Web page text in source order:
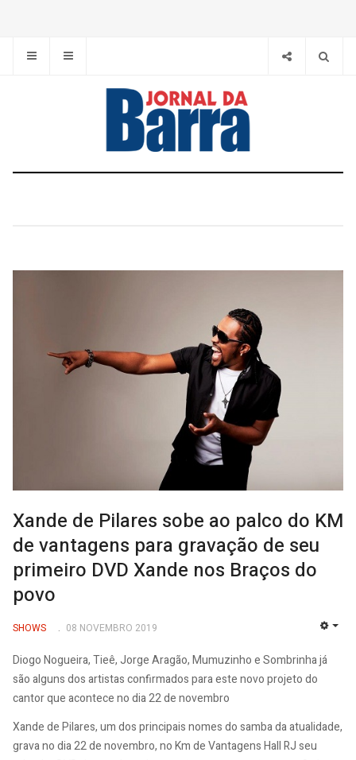
Xande de Pilares sobe ao palco do KM
de vantagens para gravação de seu
primeiro DVD Xande nos Braços do
povo
SHOWS 08 NOVEMBRO 2019
Diogo Nogueira, Tieê, Jorge Aragão, Mumuzinho e Sombrinha já
são alguns dos artistas confirmados para este novo projeto do
cantor que acontece no dia 22 de novembro
Xande de Pilares, um dos principais nomes do samba da atualidade,
grava no dia 22 de novembro, no Km de Vantagens Hall RJ seu